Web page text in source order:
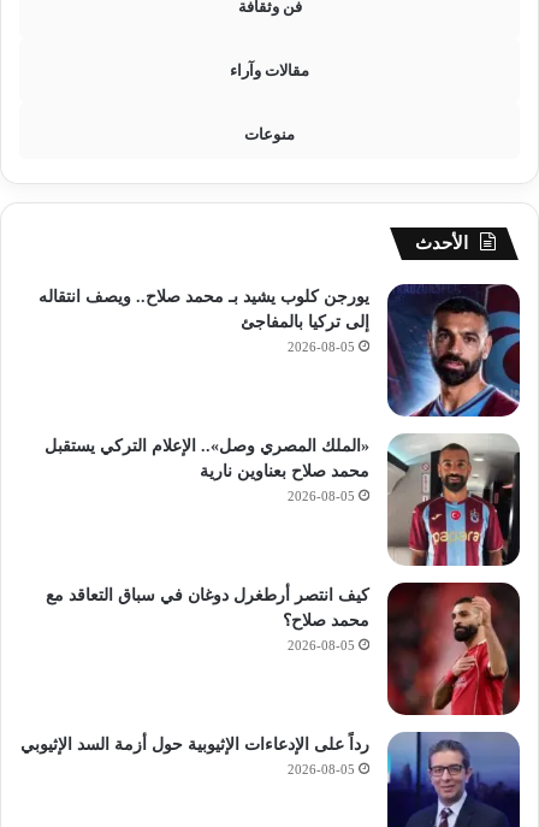
فن وثقافة
مقالات وآراء
منوعات
الأحدث
يورجن كلوب يشيد بـ محمد صلاح.. ويصف انتقاله
إلى تركيا بالمفاجئ
2026-08-05
«الملك المصري وصل».. الإعلام التركي يستقبل
محمد صلاح بعناوين نارية
2026-08-05
كيف انتصر أرطغرل دوغان في سباق التعاقد مع
محمد صلاح؟
2026-08-05
رداً على الإدعاءات الإثيوبية حول أزمة السد الإثيوبي
2026-08-05